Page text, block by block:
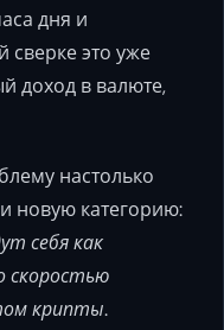
дня и
сверке это уже
доход в валюте,
настолько
новую категорию:
себя как
скоростью
крипты.